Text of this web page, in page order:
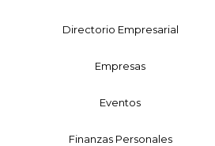
Directorio Empresarial
Empresas
Eventos
Finanzas Personales